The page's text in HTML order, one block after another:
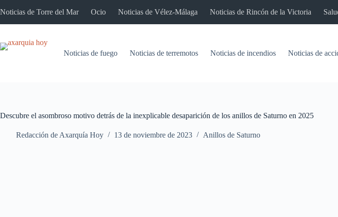
al
Noticias de Torre del Mar Ocio Noticias de Vélez-Málaga Noticias de Rincón de la Victoria
Noticias de fuego Noticias de terremotos Noticias de incendios Noticias de
Descubre el asombroso motivo detrás de la inexplicable desaparición de los anillos de Saturno en 2025
Redacción de Axarquía Hoy 13 de noviembre de 2023 Anillos de Saturno